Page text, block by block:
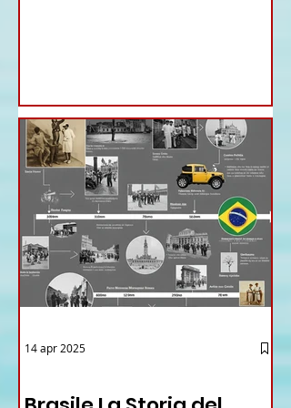
14 apr 2025